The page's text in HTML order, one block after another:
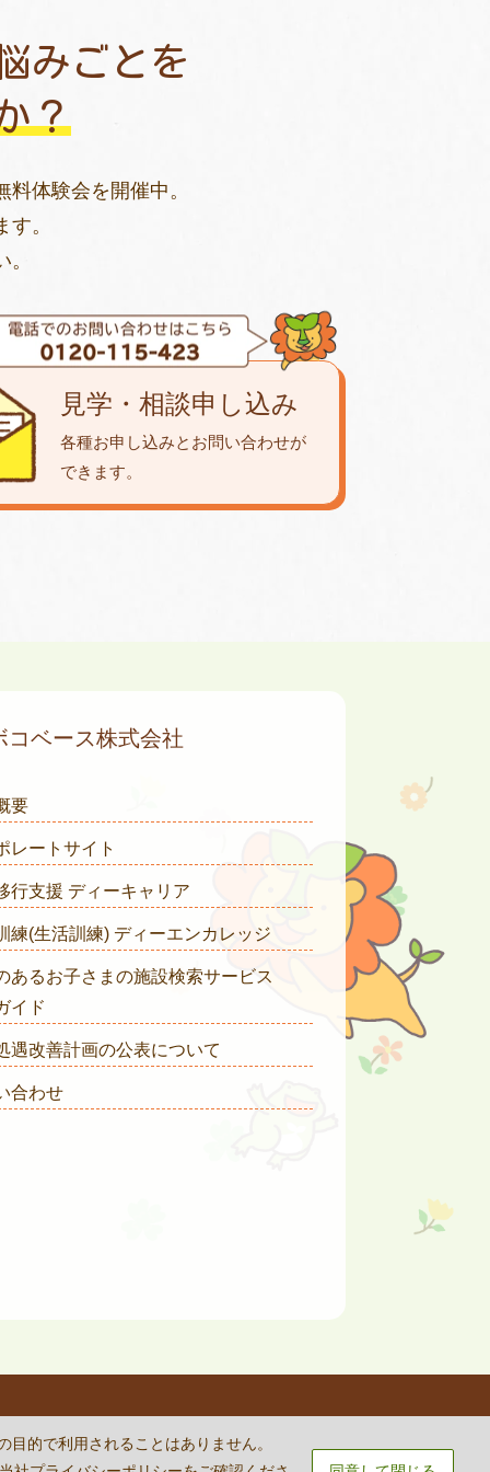
みごとを
？
体験会を開催中。
。
見学・相談申し込み
各種お申し込みとお問い合わせが
できます。
コベース株式会社
要
レートサイト
行支援 ディーキャリア
練(生活訓練) ディーエンカレッジ
あるお子さまの施設検索サービス
イド
遇改善計画の公表について
合わせ
apply.
的で利用されることはありません。